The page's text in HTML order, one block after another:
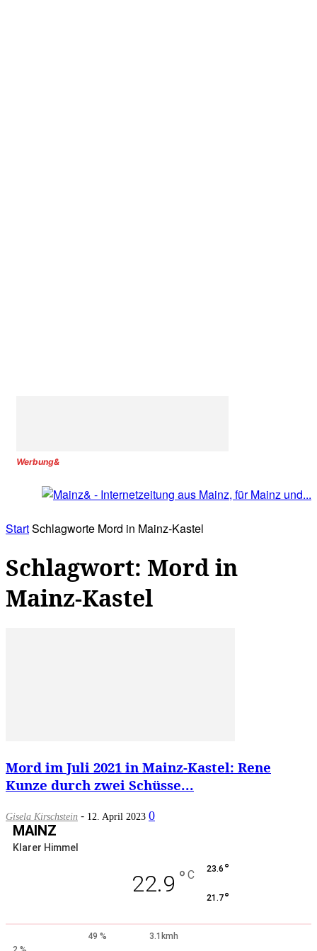
Werbung&
StartSchlagworte Mord in Mainz-Kastel
Schlagwort: Mord in
Mainz-Kastel
Mord im Juli 2021 in Mainz-Kastel: Rene
Kunze durch zwei Schüsse...
Gisela Kirschstein - 12. April 2023 0
MAINZ
Klarer Himmel
22.9 ° C 23.6 °
21.7°
49 %
3.1kmh